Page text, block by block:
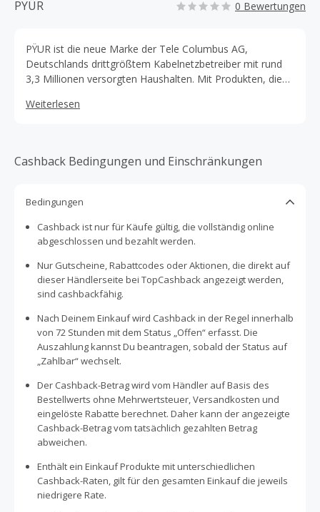
PYÜR 0 Bewertungen
PΫUR ist die neue Marke der Tele Columbus AG,
Deutschlands drittgrößtem Kabelnetzbetreiber mit rund
3,3 Millionen versorgten Haushalten. Mit Produkten, die
und bieten ihnen ein unvergleichbares Angebot
Weiterlesen
Cashback Bedingungen und Einschränkungen
Bedingungen
Cashback ist nur für Käufe gültig, die vollständig online
abgeschlossen und bezahlt werden.
Nur Gutscheine, Rabattcodes oder Aktionen, die direkt auf
dieser Händlerseite bei TopCashback angezeigt werden,
sind cashbackfähig.
Nach Deinem Einkauf wird Cashback in der Regel innerhalb
von 72 Stunden mit dem Status „Offen“ erfasst. Die
Auszahlung kannst Du beantragen, sobald der Status auf
„Zahlbar“ wechselt.
Der Cashback-Betrag wird vom Händler auf Basis des
Bestellwerts ohne Mehrwertsteuer, Versandkosten und
eingelöste Rabatte berechnet. Daher kann der angezeigte
Cashback-Betrag vom tatsächlich gezahlten Betrag
abweichen.
Enthält ein Einkauf Produkte mit unterschiedlichen
Cashback-Raten, gilt für den gesamten Einkauf die jeweils
niedrigere Rate.